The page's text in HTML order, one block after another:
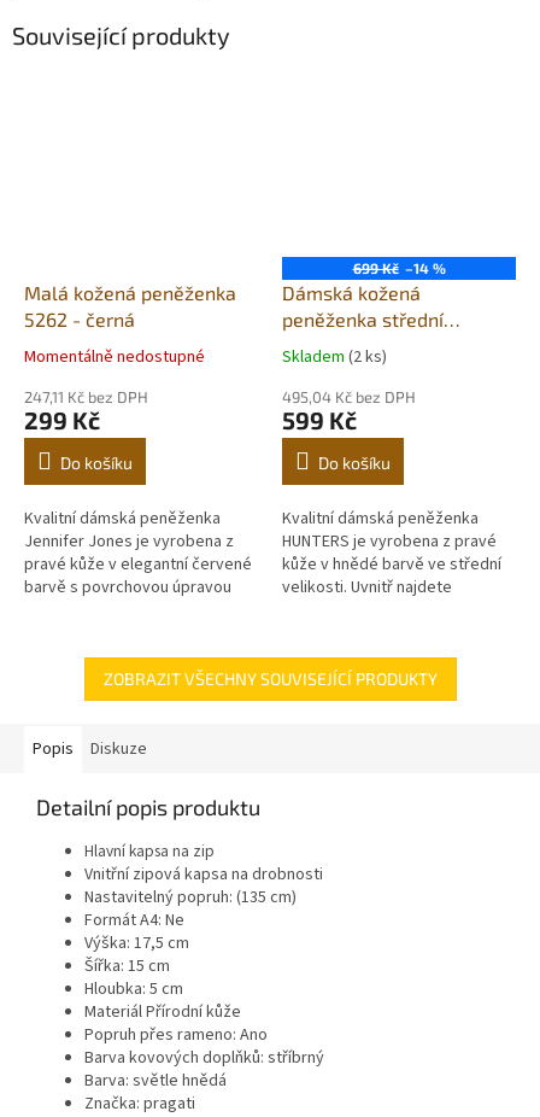
Související produkty
Malá kožená peněženka
5262 - černá
Momentálně nedostupné
247,11 Kč bez DPH
299 Kč
Do košíku
Kvalitní dámská peněženka
Jennifer Jones je vyrobena z
pravé kůže v elegantní červené
barvě s povrchovou úpravou
platební...
699 Kč –14 %
Dámská kožená
peněženka střední
Hunters nature
Skladem (2 ks)
495,04 Kč bez DPH
599 Kč
Do košíku
Kvalitní dámská peněženka
HUNTERS je vyrobena z pravé
kůže v hnědé barvě ve střední
velikosti. Uvnitř najdete
Jsme...
ZOBRAZIT VŠECHNY SOUVISEJÍCÍ PRODUKTY
Popis Diskuze
Detailní popis produktu
Hlavní kapsa na zip
Vnitřní zipová kapsa na drobnosti
Nastavitelný popruh: (135 cm)
Formát A4: Ne
Výška: 17,5 cm
Šířka: 15 cm
Hloubka: 5 cm
Materiál Přírodní kůže
Popruh přes rameno: Ano
Barva kovových doplňků: stříbrný
Barva: světle hnědá
Značka: pragati